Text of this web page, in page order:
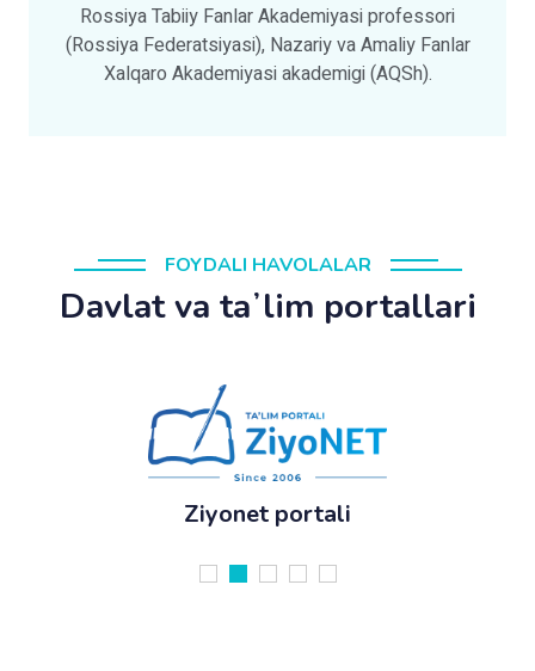
Rossiya Tabiiy Fanlar Akademiyasi professori
(Rossiya Federatsiyasi), Nazariy va Amaliy Fanlar
Xalqaro Akademiyasi akademigi (AQSh).
FOYDALI HAVOLALAR
Davlat va taʼlim portallari
Ziyonet portali